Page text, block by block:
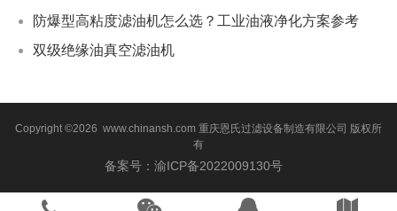
防爆型高粘度滤油机怎么选？工业油液净化方案参考
双级绝缘油真空滤油机
Copyright ©2026 www.chinansh.com 重庆恩氏过滤设备制造有限公司 版权所
有
备案号：渝ICP备2022009130号